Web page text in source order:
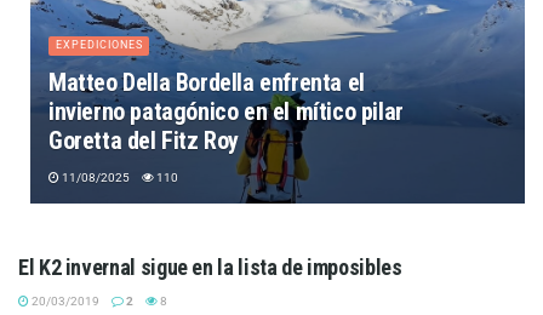
EXPEDICIONES
Matteo Della Bordella enfrenta el
invierno patagónico en el mítico pilar
Goretta del Fitz Roy
11/08/2025 110
El K2 invernal sigue en la lista de imposibles
20/03/2019 2 8